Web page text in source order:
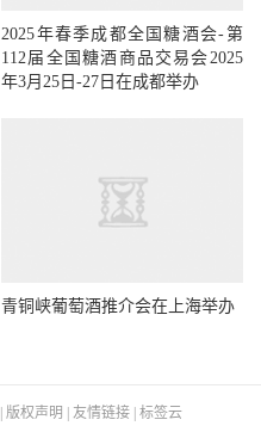
2025年春季成都全国糖酒会-第
112届全国糖酒商品交易会2025
年3月25日-27日在成都举办
青铜峡葡萄酒推介会在上海举办
版权声明 友情链接 标签云